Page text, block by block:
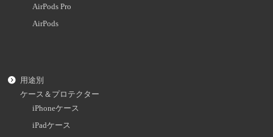
AirPods Pro
AirPods
用途別
ケース＆プロテクター
iPhoneケース
iPadケース